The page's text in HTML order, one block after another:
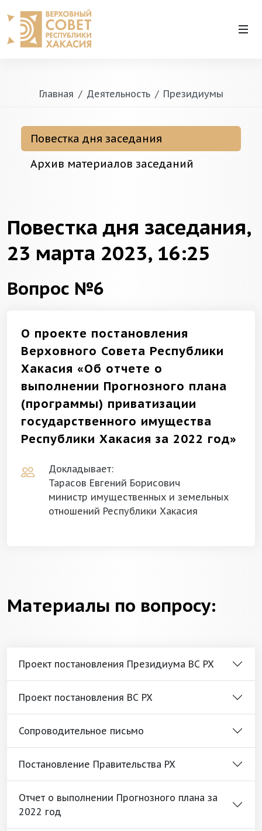
Главная Деятельность Президиумы
Повестка дня заседания
Архив материалов заседаний
Повестка дня заседания,
23 марта 2023, 16:25
Вопрос №6
О проекте постановления
Верховного Совета Республики
Хакасия «Об отчете о
выполнении Прогнозного плана
(программы) приватизации
государственного имущества
Республики Хакасия за 2022 год»
Докладывает:
Тарасов Евгений Борисович
министр имущественных и земельных
отношений Республики Хакасия
Материалы по вопросу:
Проект постановления Президиума ВС РХ
Проект постановления ВС РХ
Сопроводительное письмо
Постановление Правительства РХ
Отчет о выполнении Прогнозного плана за
2022 год